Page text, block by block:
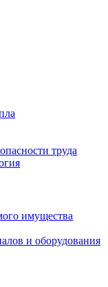
труда
имущества
и оборудования